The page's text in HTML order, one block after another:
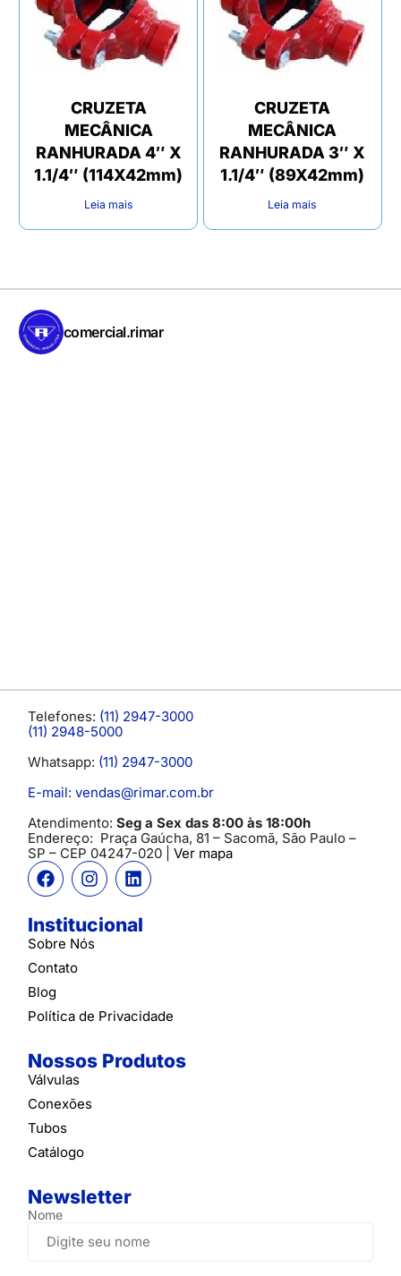
CRUZETA
MECÂNICA
RANHURADA 4″ X
1.1/4″ (114X42mm)
Leia mais
CRUZETA
MECÂNICA
RANHURADA 3″ X
1.1/4″ (89X42mm)
Leia mais
comercial.rimar
Telefones: (11) 2947-3000
(11) 2948-5000
Whatsapp: (11) 2947-3000
E-mail: vendas@rimar.com.br
Atendimento: Seg a Sex das 8:00 às 18:00h
Endereço: Praça Gaúcha, 81 – Sacomã, São Paulo –
SP – CEP 04247-020 | Ver mapa
Institucional
Sobre Nós
Contato
Blog
Política de Privacidade
Nossos Produtos
Válvulas
Conexões
Tubos
Catálogo
Newsletter
Nome